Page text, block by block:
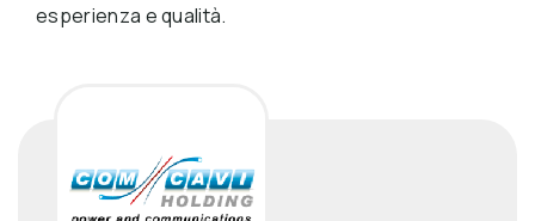
esperienza e qualità.